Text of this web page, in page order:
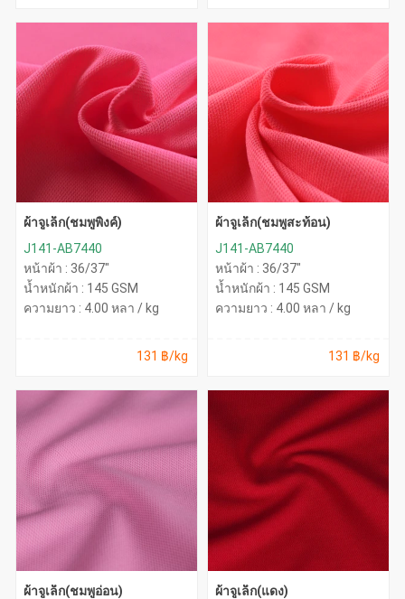
ผ้าจูเล็ก(ชมพูพิ้งค์)
J141-AB7440
หน้าผ้า : 36/37"
น้ำหนักผ้า : 145 GSM
ความยาว : 4.00 หลา / kg
131 ฿/kg
ผ้าจูเล็ก(ชมพูสะท้อน)
J141-AB7440
หน้าผ้า : 36/37"
น้ำหนักผ้า : 145 GSM
ความยาว : 4.00 หลา / kg
131 ฿/kg
ผ้าจูเล็ก(ชมพูอ่อน)
ผ้าจูเล็ก(แดง)